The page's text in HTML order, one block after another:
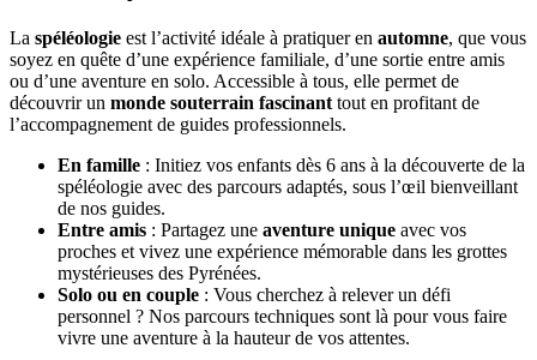
La spéléologie est l’activité idéale à pratiquer en automne, que vous
soyez en quête d’une expérience familiale, d’une sortie entre amis
ou d’une aventure en solo. Accessible à tous, elle permet de
découvrir un monde souterrain fascinant tout en profitant de
l’accompagnement de guides professionnels.
En famille : Initiez vos enfants dès 6 ans à la découverte de la
spéléologie avec des parcours adaptés, sous l’œil bienveillant
de nos guides.
Entre amis : Partagez une aventure unique avec vos
proches et vivez une expérience mémorable dans les grottes
mystérieuses des Pyrénées.
Solo ou en couple : Vous cherchez à relever un défi
personnel ? Nos parcours techniques sont là pour vous faire
vivre une aventure à la hauteur de vos attentes.